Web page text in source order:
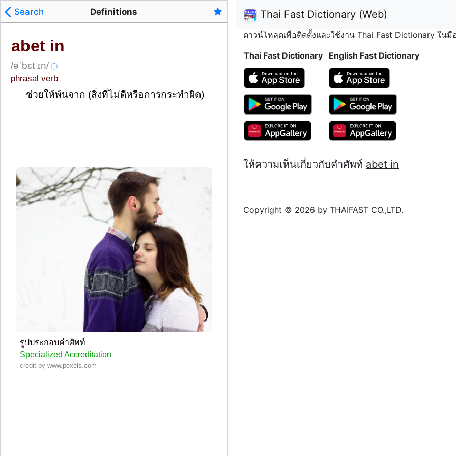
Search Definitions
abet in
/əˈbɛt ɪn/ ⓘ
phrasal verb
ช่วยให้พ้นจาก (สิ่งที่ไม่ดีหรือการกระทำผิด)
รูปประกอบคำศัพท์
Specialized Accreditation
credit by www.pexels.com
Thai Fast Dictionary (Web)
ดาวน์โหลดเพื่อติดตั้งและใช้งาน Thai Fast Dictionary ใน
Thai Fast Dictionary English Fast Dictionary
ให้ความเห็นเกี่ยวกับคำศัพท์ abet in
Copyright © 2026 by THAIFAST CO.,LTD.